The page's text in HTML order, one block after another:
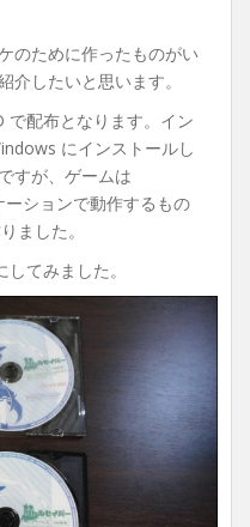
のために作ったものがい
介したいと思います。
で配布となります。イン
にインストールし
すが、ゲームは
ションで動作するもの
ました。
てみました。